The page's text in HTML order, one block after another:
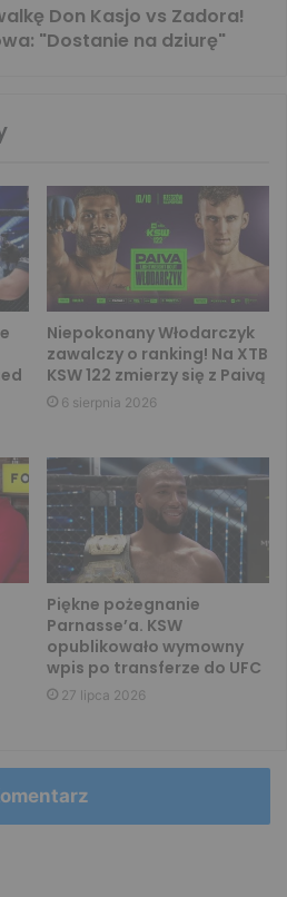
Don Kasjo vs Zadora!
"Dostanie na dziurę"
Niepokonany Włodarczyk
zawalczy o ranking! Na XTB
KSW 122 zmierzy się z Paivą
6 sierpnia 2026
Piękne pożegnanie
Parnasse’a. KSW
opublikowało wymowny
wpis po transferze do UFC
27 lipca 2026